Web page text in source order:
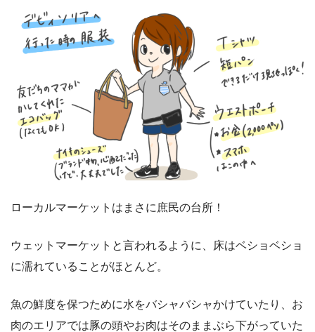
ローカルマーケットはまさに庶民の台所！
ウェットマーケットと言われるように、床はベショベショ
に濡れていることがほとんど。
魚の鮮度を保つために水をバシャバシャかけていたり、お
肉のエリアでは豚の頭やお肉はそのままぶら下がっていた